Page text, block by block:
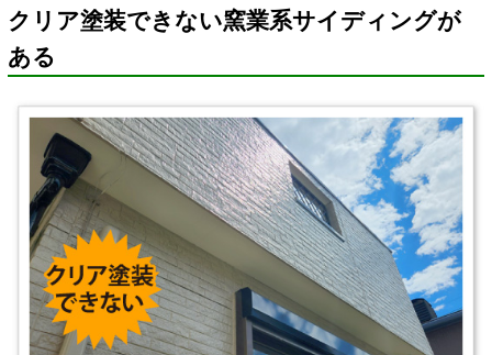
クリア塗装できない窯業系サイディングが
ある